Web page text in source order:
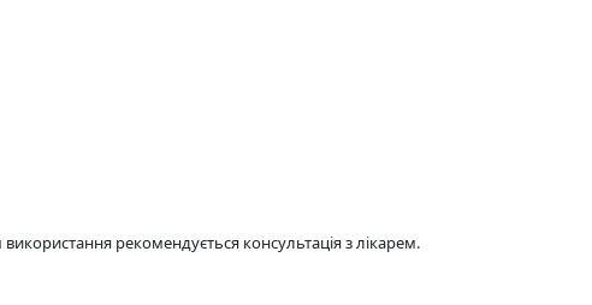
рекомендується консультація з лікарем.